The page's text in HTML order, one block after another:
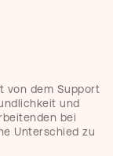
von dem Support
und
bei
Unterschied zu